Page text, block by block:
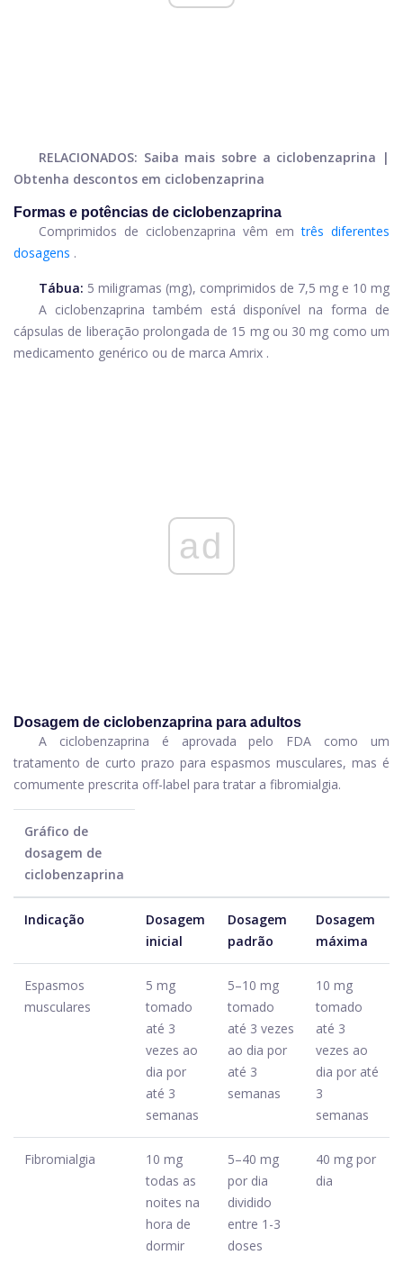
RELACIONADOS: Saiba mais sobre a ciclobenzaprina |
Obtenha descontos em ciclobenzaprina
Formas e potências de ciclobenzaprina
Comprimidos de ciclobenzaprina vêm em três diferentes
dosagens .
Tábua: 5 miligramas (mg), comprimidos de 7,5 mg e 10 mg
A ciclobenzaprina também está disponível na forma de
cápsulas de liberação prolongada de 15 mg ou 30 mg como um
medicamento genérico ou de marca Amrix .
ad
Dosagem de ciclobenzaprina para adultos
A ciclobenzaprina é aprovada pelo FDA como um
tratamento de curto prazo para espasmos musculares, mas é
comumente prescrita off-label para tratar a fibromialgia.
Gráfico de
dosagem de
ciclobenzaprina
Indicação
Dosagem
inicial
Dosagem
padrão
Dosagem
máxima
Espasmos
musculares
5 mg
tomado
até 3
vezes ao
dia por
até 3
semanas
5–10 mg
tomado
até 3 vezes
ao dia por
até 3
semanas
10 mg
tomado
até 3
vezes ao
dia por até
3
semanas
Fibromialgia
10 mg
todas as
noites na
hora de
dormir
5–40 mg
por dia
dividido
entre 1-3
doses
40 mg por
dia